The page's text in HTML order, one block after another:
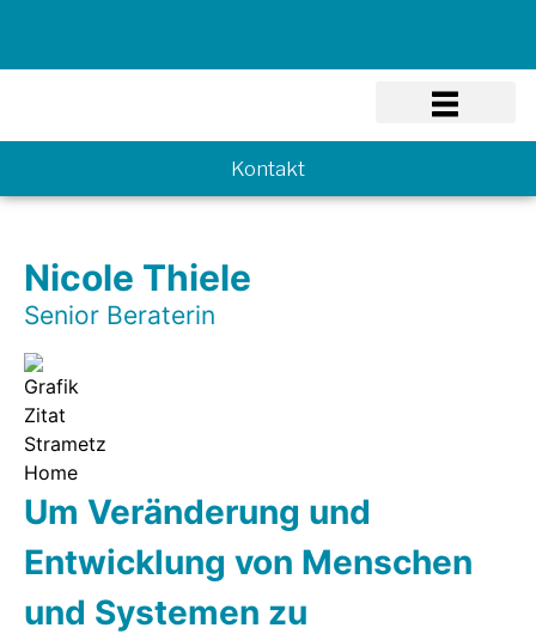
Kontakt
Nicole Thiele
Senior Beraterin
Um Veränderung und
Entwicklung von Menschen
und Systemen zu